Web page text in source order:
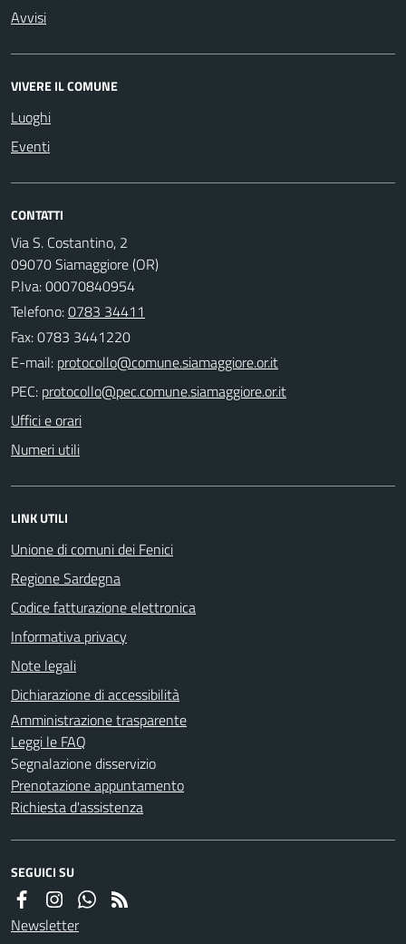
Avvisi
VIVERE IL COMUNE
Luoghi
Eventi
CONTATTI
Via S. Costantino, 2
09070 Siamaggiore (OR)
P.Iva: 00070840954
Telefono:0783 34411
Fax: 0783 3441220
E-mail:
PEC:
Uffici e orari
Numeri utili
LINK UTILI
Unione di comuni dei Fenici
Regione Sardegna
Codice fatturazione elettronica
Informativa privacy
Note legali
Dichiarazione di accessibilità
Amministrazione trasparente
Leggi le FAQ
Segnalazione disservizio
Prenotazione appuntamento
Richiesta d'assistenza
SEGUICI SU
Newsletter